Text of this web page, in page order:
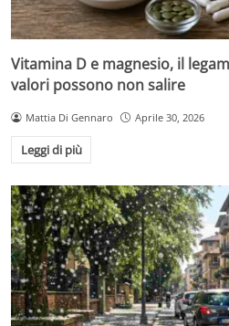
Vitamina D e magnesio, il
valori possono non salire
Mattia Di Gennaro Aprile 30, 2026
Leggi di più